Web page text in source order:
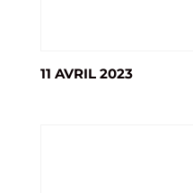
11 AVRIL 2023